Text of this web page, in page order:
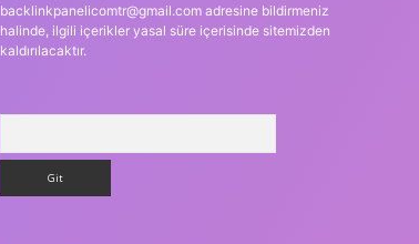
backlinkpanelicomtr@gmail.comadresine bildirmeniz
halinde, ilgili içerikler yasal süre içerisinde sitemizden
kaldırılacaktır.